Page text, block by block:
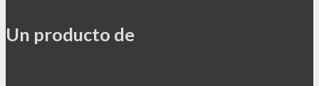
Un producto de